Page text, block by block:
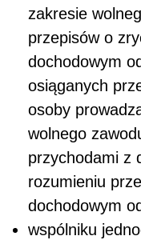
zakresie
przepisów o
dochodowym
osiąganych
osoby
wolnego
przychodami z
rozumieniu
dochodowym
wspólniku